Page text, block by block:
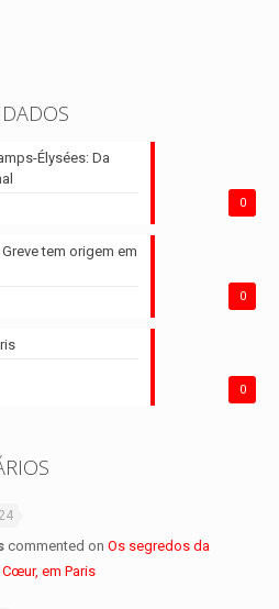
0
Élysées: Da
0
tem origem em
0
commented on Os segredos da
em Paris